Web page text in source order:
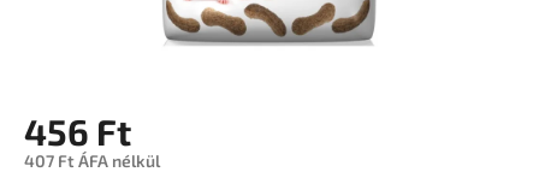
456 Ft
407 Ft ÁFA nélkül